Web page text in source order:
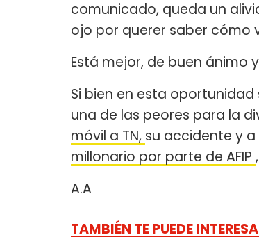
comunicado, queda un
ojo por querer saber cómo
Está mejor, de buen ánimo
Si bien en esta
una de las peores para la
móvil a TN, su accidente y
millonario por parte de AFIP
A.A
TAMBIÉN TE PUEDE